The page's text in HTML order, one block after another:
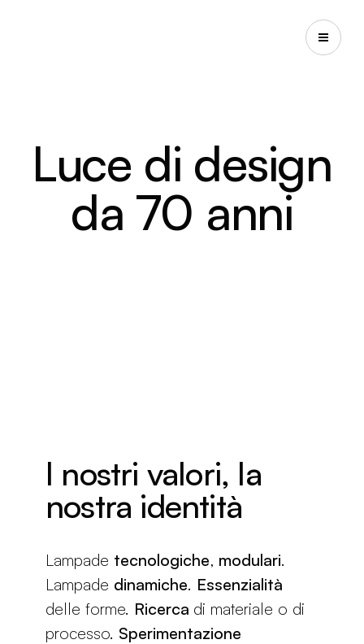
Luce di design
da 70 anni
I nostri valori, la
nostra identità
Lampade tecnologiche, modulari.
Lampade dinamiche. Essenzialità
delle forme. Ricerca di materiale o di
processo. Sperimentazione